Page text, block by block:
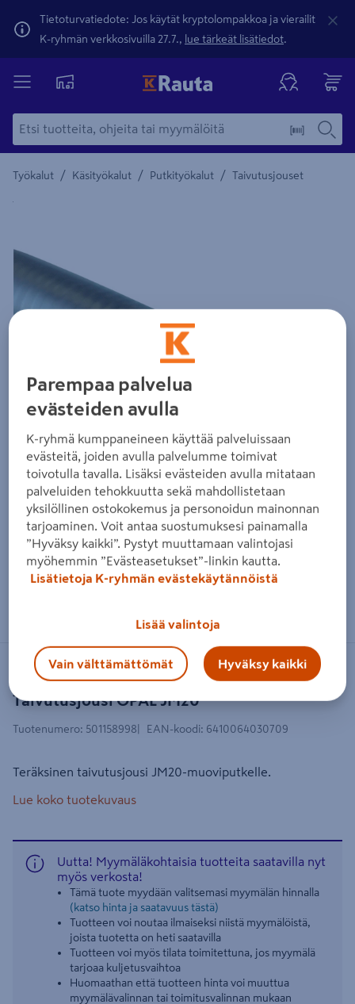
Tietoturvatiedote: Jos käytät kryptolompakkoa ja vierailit
K-ryhmän verkkosivuilla 27.7., lue tärkeät lisätiedot.
Työkalut / Käsityökalut / Putkityökalut / Taivutusjouset
Yksityiskohtainen kuvaus löytyy Tuotteen kuvaus -
Taivutusjousi OPAL JM20
OPAL
Tuotenumero: 501158998 EAN-koodi: 6410064030709
Teräksinen taivutusjousi JM20-muoviputkelle.
Lue koko tuotekuvaus
Uutta! Myymäläkohtaisia tuotteita saatavilla nyt
myös verkosta!
Tämä tuote myydään valitsemasi myymälän hinnalla
(katso hinta ja saatavuus tästä)
Tuotteen voi noutaa ilmaiseksi niistä myymälöistä,
joista tuotetta on heti saatavilla
Tuotteen voi myös tilata toimitettuna, jos myymälä
tarjoaa kuljetusvaihtoa
Huomaathan että tuotteen hinta voi muuttua
myymälävalinnan tai toimitusvalinnan mukaan
Parempaa palvelua
evästeiden avulla
K-ryhmä kumppaneineen käyttää palveluissaan
evästeitä, joiden avulla palvelumme toimivat
toivotulla tavalla. Lisäksi evästeiden avulla mitataan
palveluiden tehokkuutta sekä mahdollistetaan
yksilöllinen ostokokemus ja personoidun mainonnan
tarjoaminen. Voit antaa suostumuksesi painamalla
”Hyväksy kaikki”. Pystyt muuttamaan valintojasi
myöhemmin ”Evästeasetukset”-linkin kautta.
Lisätietoja K-ryhmän evästekäytännöistä
Lisää valintoja
Vain välttämättömät Hyväksy kaikki